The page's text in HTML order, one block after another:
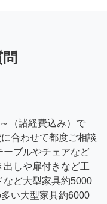
（諸経費込み）で
合わせて都度ご相談
ーブルやチェアなど
しや扉付きなど工
など大型家具約5000
い大型家具約6000